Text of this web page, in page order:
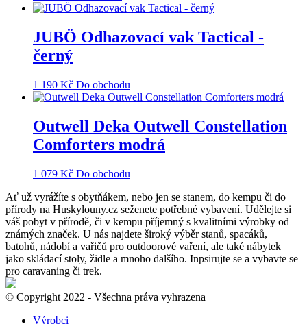
JUBÖ Odhazovací vak Tactical -
černý
1 190 Kč Do obchodu
Outwell Deka Outwell Constellation
Comforters modrá
1 079 Kč Do obchodu
Ať už vyrážíte s obytňákem, nebo jen se stanem, do kempu či do
přírody na Huskylouny.cz seženete potřebné vybavení. Udělejte si
váš pobyt v přírodě, či v kempu příjemný s kvalitními výrobky od
známých značek. U nás najdete široký výběr stanů, spacáků,
batohů, nádobí a vařičů pro outdoorové vaření, ale také nábytek
jako skládací stoly, židle a mnoho dalšího. Inpsirujte se a vybavte se
pro caravaning či trek.
© Copyright 2022 - Všechna práva vyhrazena
Výrobci